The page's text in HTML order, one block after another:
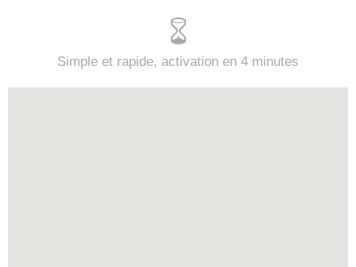
Simple et rapide, activation en 4 minutes